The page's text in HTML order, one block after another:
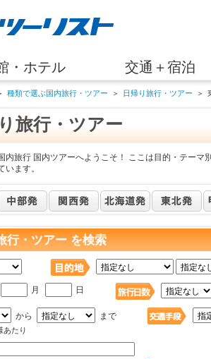
・ホテル 交通＋宿泊
種類で選ぶ国内旅行・ツアー ＞ 日帰り旅行・ツアー ＞
旅行・ツアー
内旅行 国内ツアーへようこそ！ ここは目的・テー
います。
・ツアー を検索
月 日
から まで
あたり